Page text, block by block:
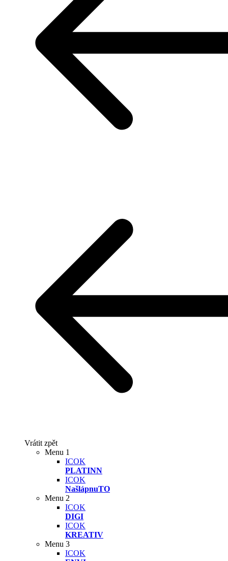
Vrátit zpět
Menu 1
ICOK
PLATINN
ICOK
NašlápnuTO
Menu 2
ICOK
DIGI
ICOK
KREATIV
Menu 3
ICOK